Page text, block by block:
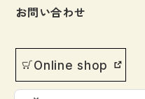
え
・1巻（第1課～第50課）
シリーズに
・学習者が一人でも学び
ル］
ル］
・日本語初級の学習者
お問い合わせ
Online shop